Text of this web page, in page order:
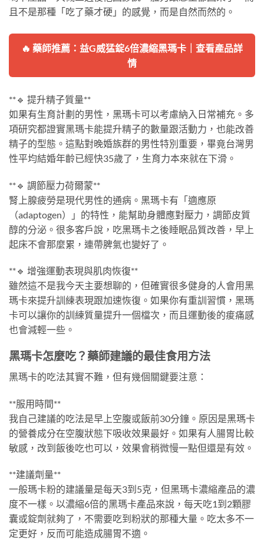
且不是那種「吃了藥才硬」的感覺，而是自然而然的。
🔥 藥師推薦：益G威猛錠6倍濃縮黑瑪卡｜查看產品詳
情
**🔹 提升精子質量**
如果有生育計劃的男性，黑瑪卡可以考慮納入日常補充。多
項研究都證實黑瑪卡能提升精子的數量跟活動力，也能改善
精子的型態。這點對晚婚族群的男性特別重要，畢竟台灣男
性平均結婚年齡已經快35歲了，生育力本來就在下滑。
**🔹 調節壓力荷爾蒙**
腎上腺疲勞是現代男性的通病。黑瑪卡有「適應原
（adaptogen）」的特性，能幫助身體應對壓力，調節皮質
醇的分泌。很多客戶說，吃黑瑪卡之後睡眠品質改善，早上
起床不會那麼累，連帶脾氣也變好了。
**🔹 增強運動表現與肌肉恢復**
雖然這不是我今天主要想聊的，但確實很多健身的人會用黑
瑪卡來提升訓練表現跟加速恢復。如果你有重訓習慣，黑瑪
卡可以讓你的訓練質量提升一個檔次，而且運動後的痠痛感
也會減輕一些。
黑瑪卡怎麼吃？藥師建議的最佳食用方法
黑瑪卡的吃法其實不難，但有幾個關鍵要注意：
**服用時間**
我自己建議的吃法是早上空腹或飯前30分鐘。原因是黑瑪卡
的營養成分在空腹狀態下吸收效果最好。如果有人腸胃比較
敏感，改到飯後吃也可以，效果會稍微慢一點但還是有效。
**建議劑量**
一般瑪卡粉的建議量是每天3到5克，但黑瑪卡濃縮產品的濃
度不一樣。以濃縮6倍的黑瑪卡產品來說，每天吃1到2顆膠
囊或錠劑就夠了，不需要吃到粉狀的那種大量。吃太多不一
定更好，反而可能造成腸胃不適。